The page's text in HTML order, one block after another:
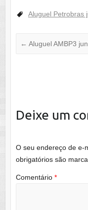
Aluguel Petrobras
← Aluguel AMBP3
Deixe um
O seu endereço de e-
obrigatórios são
Comentário *